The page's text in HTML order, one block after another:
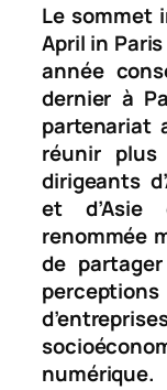
Le sommet
April in
année
dernier à
partenariat
réunir plus
dirigeants
et d’Asie
renommée
de
numérique.